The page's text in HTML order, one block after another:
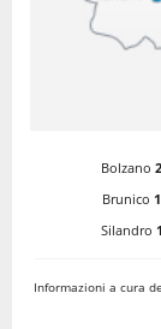
Bolzano
Brunico
Silandro
Informazioni a cura